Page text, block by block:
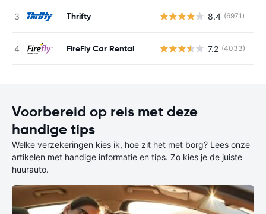
Thrifty 8.4 (6971)
FireFly Car Rental 7.2 (4033)
Voorbereid op reis met deze
handige tips
Welke verzekeringen kies ik, hoe zit het met borg? Lees onze
artikelen met handige informatie en tips. Zo kies je de juiste
huurauto.